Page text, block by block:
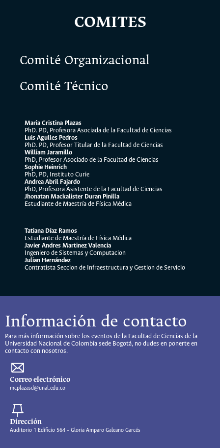
COMITES
Comité Organizacional
Comité Técnico
Maria Cristina Plazas
PhD. PD, Profesora Asociada de la Facultad de Ciencias
Luis Agulles Pedros
PhD. PD, Profesor Titular de la Facultad de Ciencias
William Jaramillo
PhD, Profesor Asociado de la Facultad de Ciencias
Sophie Heinrich
PhD, PD, Instituto Curie
Andrea Abril Fajardo
PhD, Profesora Asistente de la Facultad de Ciencias
Jhonatan Mackalister Duran Pinilla
Estudiante de Maestría de Física Médica
Tatiana Díaz Ramos
Estudiante de Maestría de Física Médica
Javier Andres Martinez Valencia
Ingeniero de Sistemas y Computacion
Julian Hernández
Contratista Seccion de Infraestructura y Gestion de Servicio
Información de contacto
Para más información sobre los eventos de la Facultad de Ciencias de la
Universidad Nacional de Colombia sede Bogotá, no dudes en ponerte en
contacto con nosotros.
Correo electrónico
mcplazasd@unal.edu.co
Dirección
Auditorio 1 Edificio 564 – Gloria Amparo Galeano Garcés